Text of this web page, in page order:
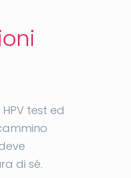
test ed
di sé.